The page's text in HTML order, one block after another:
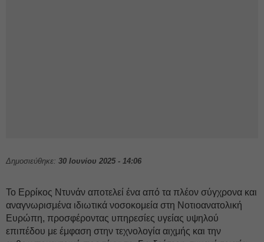
Δημοσιεύθηκε: 30 Ιουνίου 2025 - 14:06
Το Ερρίκος Ντυνάν αποτελεί ένα από τα πλέον σύγχρονα και
αναγνωρισμένα ιδιωτικά νοσοκομεία στη Νοτιοανατολική
Ευρώπη, προσφέροντας υπηρεσίες υγείας υψηλού
επιπέδου με έμφαση στην τεχνολογία αιχμής και την